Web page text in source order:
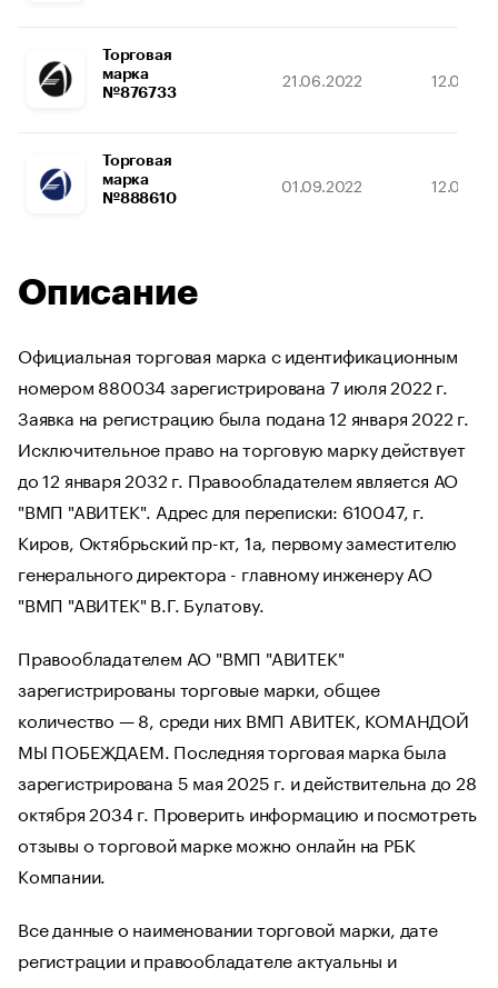
Торговая
марка
№876733
21.06.2022
Торговая
марка
№888610
01.09.2022
Описание
Официальная торговая марка с идентификационным
номером 880034 зарегистрирована 7 июля 2022 г.
Заявка на регистрацию была подана 12 января 2022 г.
Исключительное право на торговую марку действует
до 12 января 2032 г. Правообладателем является АО
"ВМП "АВИТЕК". Адрес для переписки: 610047, г.
Киров, Октябрьский пр-кт, 1а, первому заместителю
генерального директора - главному инженеру АО
"ВМП "АВИТЕК" В.Г. Булатову.
Правообладателем АО "ВМП "АВИТЕК"
зарегистрированы торговые марки, общее
количество — 8, среди них ВМП АВИТЕК, КОМАНДОЙ
МЫ ПОБЕЖДАЕМ. Последняя торговая марка была
зарегистрирована 5 мая 2025 г. и действительна до 28
октября 2034 г. Проверить информацию и посмотреть
отзывы о торговой марке можно онлайн на РБК
Компании.
Все данные о наименовании торговой марки, дате
регистрации и правообладателе актуальны и